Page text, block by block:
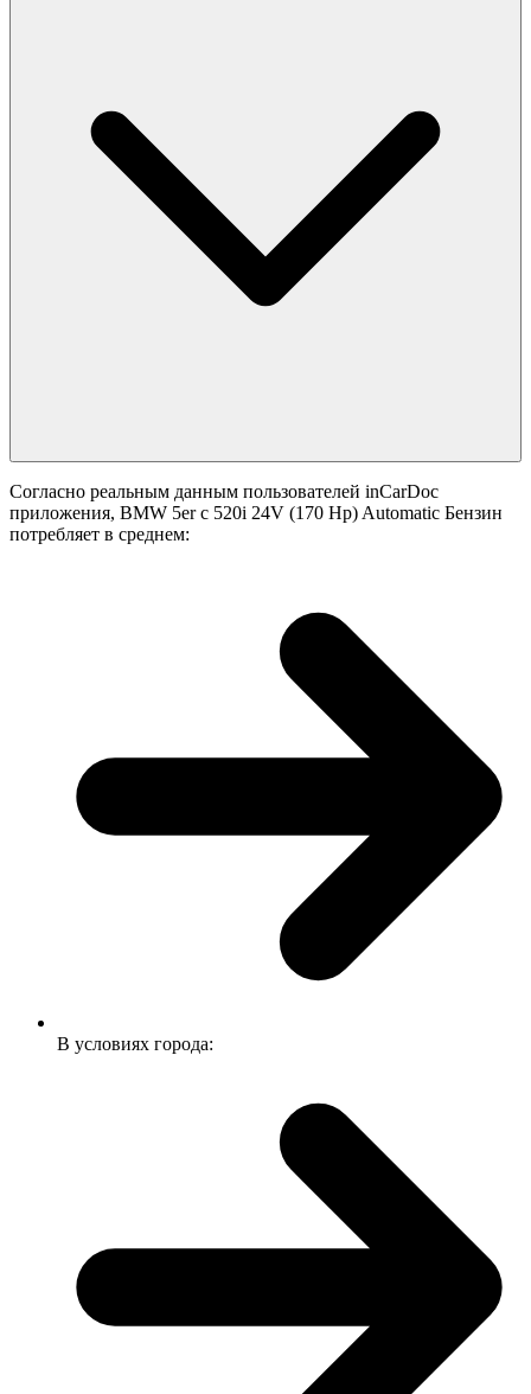
Согласно реальным данным пользователей inCarDoc
приложения, BMW 5er с 520i 24V (170 Hp) Automatic Бензин
потребляет в среднем:
В условиях города: